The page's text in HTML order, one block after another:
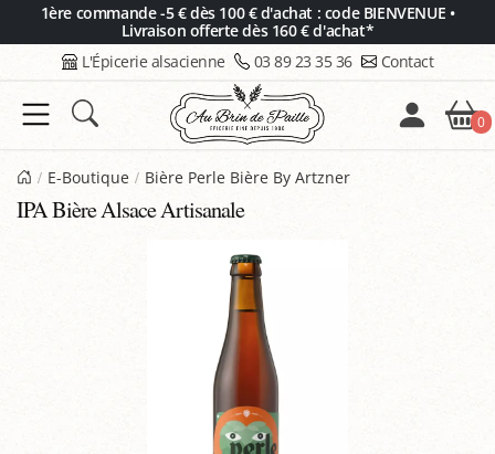
1ère commande -5 € dès 100 € d'achat : code BIENVENUE •
Livraison offerte dès 160 € d'achat*
L'Épicerie alsacienne 03 89 23 35 36 Contact
0
E-Boutique Bière Perle Bière By Artzner
IPA Bière Alsace Artisanale
Panneau de gestion des cookies